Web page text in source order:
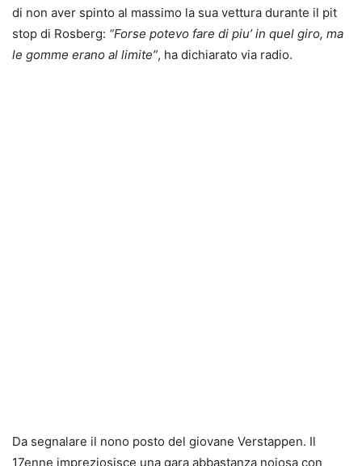
di non aver spinto al massimo la sua vettura durante il pit
stop di Rosberg: “Forse potevo fare di piu’ in quel giro, ma
le gomme erano al limite”, ha dichiarato via radio.
Da segnalare il nono posto del giovane Verstappen. Il
17enne impreziosisce una gara abbastanza noiosa con